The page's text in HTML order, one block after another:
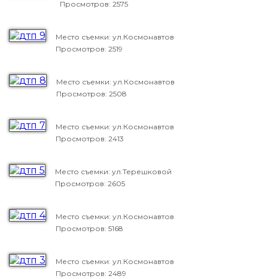
Просмотров: 2575
Место съемки: ул.Космонавтов
Просмотров: 2519
Место съемки: ул.Космонавтов
Просмотров: 2508
Место съемки: ул.Космонавтов
Просмотров: 2413
Место съемки: ул.Терешковой
Просмотров: 2605
Место съемки: ул.Космонавтов
Просмотров: 5168
Место съемки: ул.Космонавтов
Просмотров: 2489